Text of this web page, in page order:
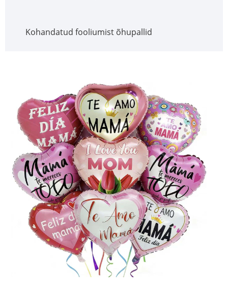
Kohandatud fooliumist õhupallid